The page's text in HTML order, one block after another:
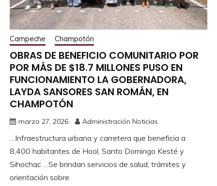
Campeche Champotón
OBRAS DE BENEFICIO COMUNITARIO POR
POR MÁS DE $18.7 MILLONES PUSO EN
FUNCIONAMIENTO LA GOBERNADORA,
LAYDA SANSORES SAN ROMÁN, EN
CHAMPOTÓN
marzo 27, 2026 Administración Noticias
…Infraestructura urbana y carretera que beneficia a
8,400 habitantes de Hool, Santo Domingo Kesté y
Sihochac …Se brindan servicios de salud, trámites y
orientación sobre